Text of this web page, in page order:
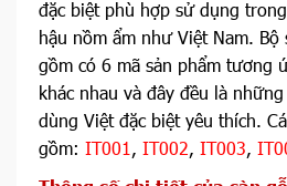
đặc biệt phù hợp sử dụng
hậu nồm ẩm như Việt Nam.
gồm có 6 mã sản phẩm tương
khác nhau và đây đều là
dùng Việt đặc biệt yêu thích.
gồm: IT001, IT002, IT003,